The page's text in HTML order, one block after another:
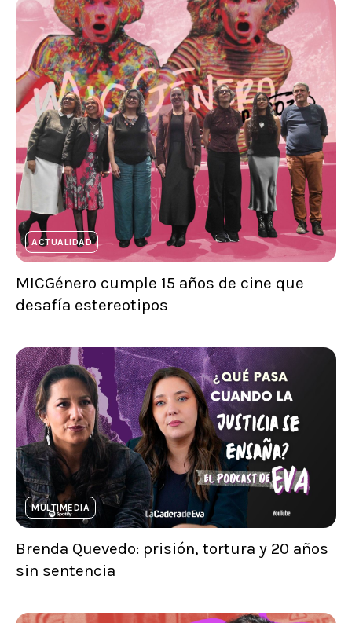
ACTUALIDAD
MICGénero cumple 15 años de cine que
desafía estereotipos
MULTIMEDIA
Brenda Quevedo: prisión, tortura y 20 años
sin sentencia